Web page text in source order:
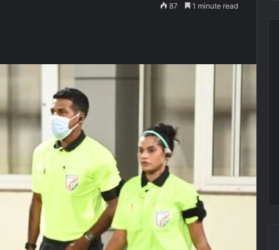
87 1 minute read